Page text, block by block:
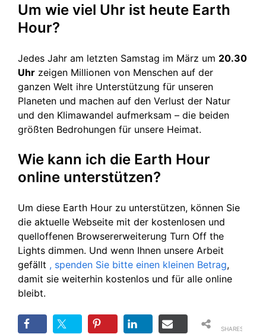
Um wie viel Uhr ist heute Earth
Hour?
Jedes Jahr am letzten Samstag im März um 20.30
Uhr zeigen Millionen von Menschen auf der
ganzen Welt ihre Unterstützung für unseren
Planeten und machen auf den Verlust der Natur
und den Klimawandel aufmerksam – die beiden
größten Bedrohungen für unsere Heimat.
Wie kann ich die Earth Hour
online unterstützen?
Um diese Earth Hour zu unterstützen, können Sie
die aktuelle Webseite mit der kostenlosen und
quelloffenen Browsererweiterung Turn Off the
Lights dimmen. Und wenn Ihnen unsere Arbeit
gefällt , spenden Sie bitte einen kleinen Betrag,
damit sie weiterhin kostenlos und für alle online
bleibt.
SHARES